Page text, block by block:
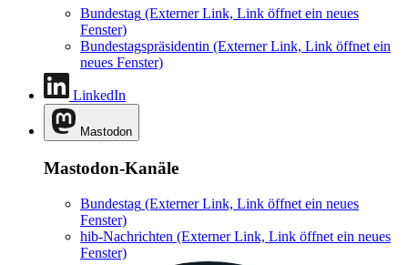
Bundestag (Externer Link, Link öffnet ein neues
Fenster)
Bundestagspräsidentin (Externer Link, Link öffnet ein
neues Fenster)
LinkedIn
Mastodon
Mastodon-Kanäle
Bundestag (Externer Link, Link öffnet ein neues
Fenster)
hib-Nachrichten (Externer Link, Link öffnet ein neues
Fenster)